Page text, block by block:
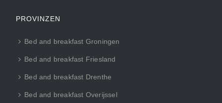
PROVINZEN
Bed and breakfast Groningen
Bed and breakfast Friesland
Bed and breakfast Drenthe
Bed and breakfast Overijssel